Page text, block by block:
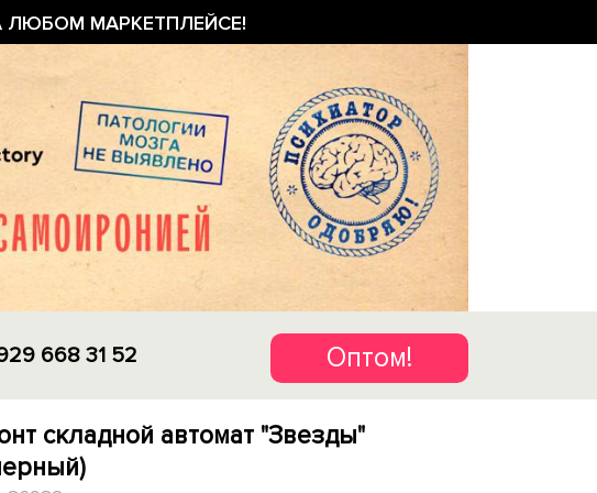
МАРКЕТПЛЕЙСЕ!
668 31 52 Оптом!
складной автомат "Звезды"